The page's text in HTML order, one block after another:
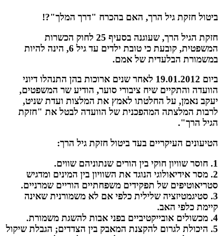
ביטול חזקת גיל הרך, האם בהכרח "דרך המלך"?!
חזקת הגיל הרך, שעוגנה בסעיף 25 לחוק הכשרות
המשפטית, קובעת כי טובת ילדים עד גיל 6, הינה להיות
במשמורת הבלעדית של אמם.
ביום 19.01.2012 לאחר שנים ארוכות בהן התנהלו דיוני
הוועדה והתקיים שיח ציבורי סוער, הודיע שר המשפטים,
יעקב נאמן, על החלטתו לאמץ את המלצות ועדת שניט,
לרבות המלצתה המהפכנית של הוועדה לבטל את "חזקת
הגיל הרך".
הטיעונים העיקריים בעד ביטול חזקת גיל הרך:
1. חוסר שוויון חוקי בין הורים שנתוניהם שווים.
2. מסר אידיאולוגי הנוגד את השוויון בין המינים ומדגיש
סטריאוטיפים של תפקידים משפחתיים הוריים שמרניים.
3. סטיגמטיזציה שלילית כלפי אם לא משמורנית שאינה
קיימת כלפי האב.
4. מכשולים אובייקטיביים בפני אבות להשגת משמורת.
5. היכולת לגרום להקצנת המאבק בין הצדדים; הגבלת שיקול